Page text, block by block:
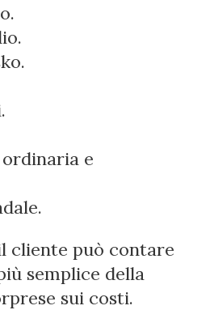
e
cliente può contare
semplice della
sui costi.